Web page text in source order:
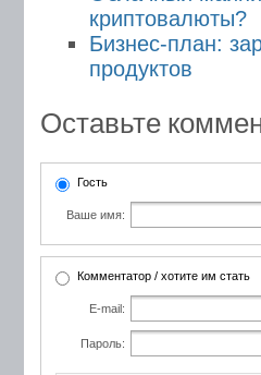
криптовалюты?
Бизнес-план:
продуктов
Оставьте
Гость
Ваше имя:
Комментатор / хотите им стать
E-mail:
Пароль: